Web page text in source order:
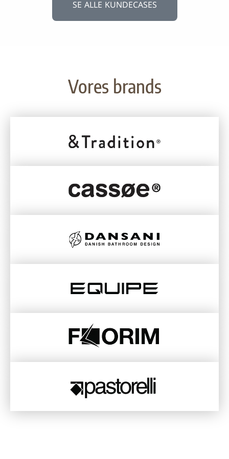
SE ALLE KUNDECASES
Vores brands